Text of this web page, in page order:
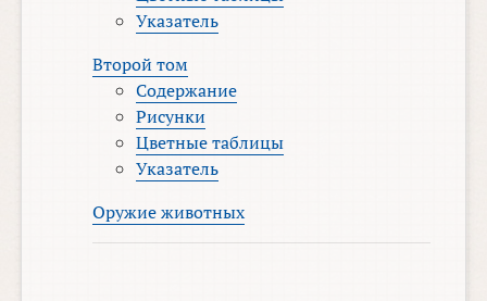
Указатель
Второй том
Содержание
Рисунки
Цветные таблицы
Указатель
Оружие животных